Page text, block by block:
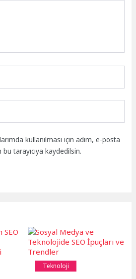
kullanılması için adım, e-posta
tarayıcıya kaydedilsin.
Teknoloji